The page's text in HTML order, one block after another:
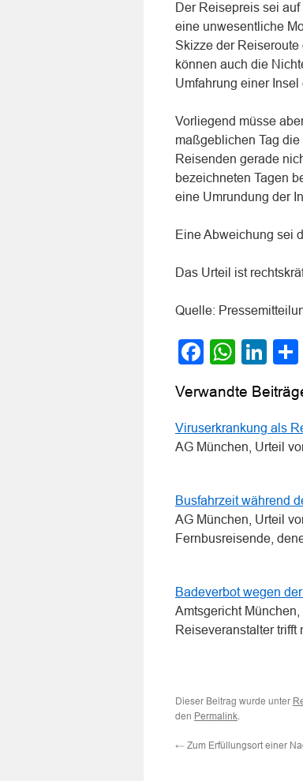
Der Reisepreis sei
eine unwesentliche
Skizze der
können auch die
Umfahrung einer Insel
Vorliegend müsse
maßgeblichen Tag
Reisenden gerade
bezeichneten Tagen
eine Umrundung der
Eine Abweichung sei
Das Urteil ist
Quelle:
Facebook
Verwandte
Viruserkrankung als
AG München, Urteil
Busfahrzeit während
AG München, Urteil
Fernbusreisende,
Badeverbot wegen
Amtsgericht
Reiseveranstalter trifft
Dieser Beitrag wurde unter
den Permalink.
← Zum Erfüllungsort einer